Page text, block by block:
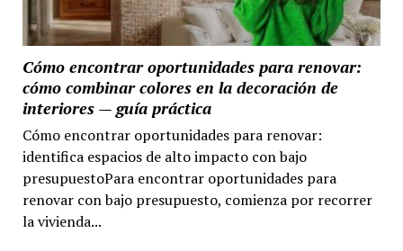
Cómo encontrar oportunidades para renovar:
cómo combinar colores en la decoración de
interiores — guía práctica
Cómo encontrar oportunidades para renovar:
identifica espacios de alto impacto con bajo
presupuestoPara encontrar oportunidades para
renovar con bajo presupuesto, comienza por recorrer
la vivienda...